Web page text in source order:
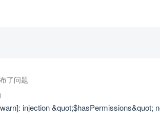
了问题
injection &quot;$hasPermissions&quot;